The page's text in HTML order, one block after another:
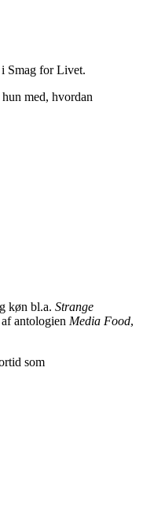
Smag for Livet.
med, hvordan
køn bl.a. Strange
antologien Media Food,
som